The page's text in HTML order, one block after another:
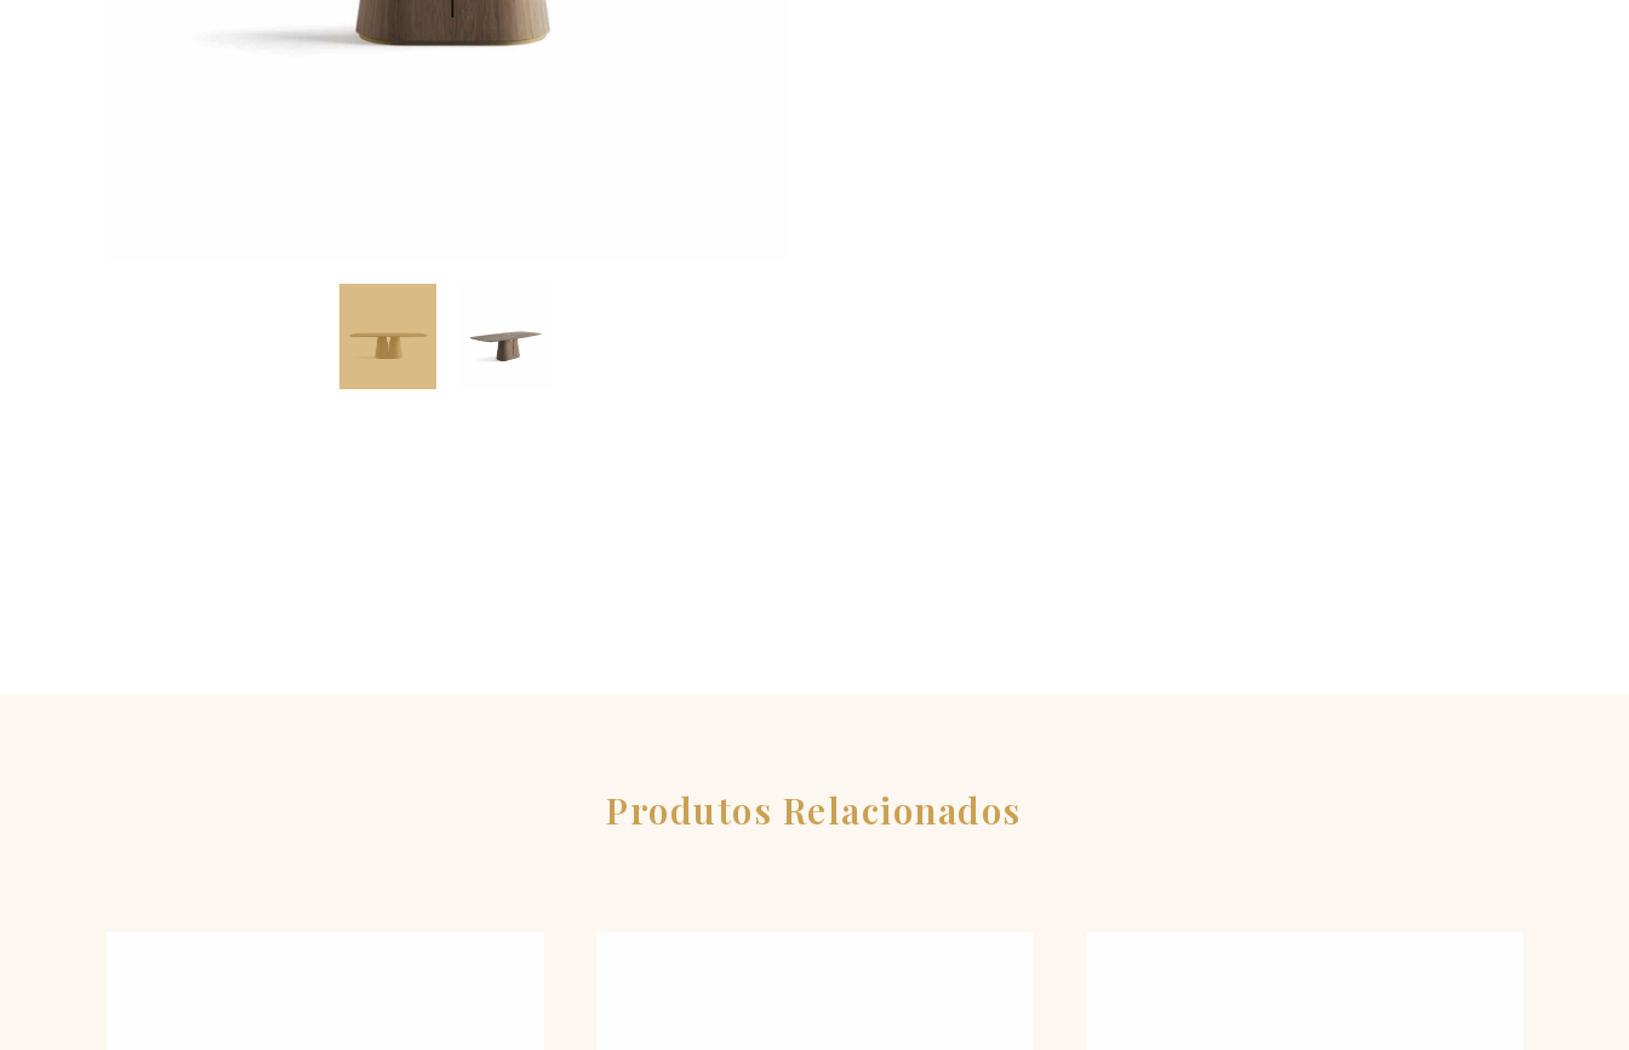
Produtos Relacionados